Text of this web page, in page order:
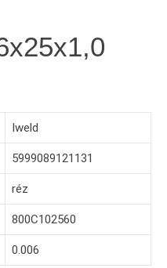
Iweld
5999089121131
réz
800C102560
0.006